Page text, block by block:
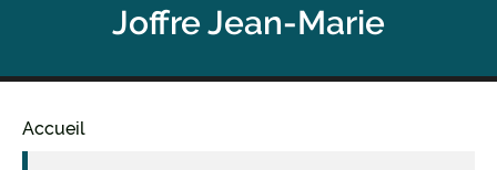
Joffre Jean-Marie
Fil
Accueil